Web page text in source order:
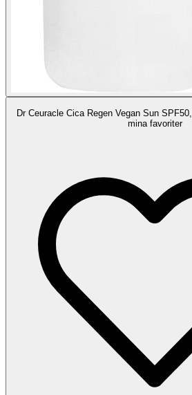
Dr Ceuracle Cica Regen Vegan Sun
mina favoriter